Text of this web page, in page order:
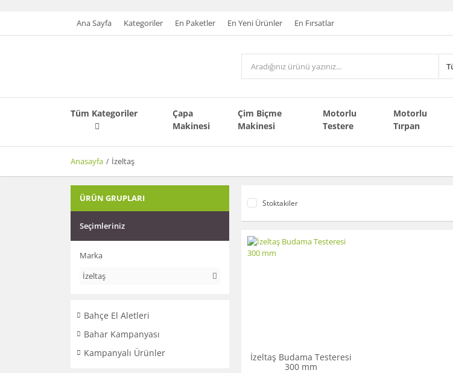
Ana Sayfa Kategoriler En Paketler En Yeni Ürünler En Fırsatlar
Tüm Kategoriler
Çapa
Makinesi
Çim Biçme
Makinesi
Motorlu
Testere
Motorlu
Tırpan
Anasayfa İzeltaş
ÜRÜN GRUPLARI
Seçimleriniz
Marka
İzeltaş
Bahçe El Aletleri
Bahar Kampanyası
Kampanyalı Ürünler
Stoktakiler
İzeltaş Budama Testeresi
300 mm